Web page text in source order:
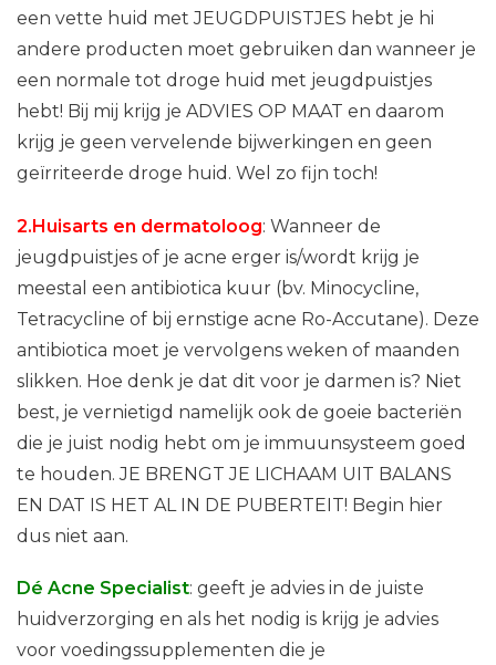
een vette huid met JEUGDPUISTJES hebt je hi
andere producten moet gebruiken dan wanneer je
een normale tot droge huid met jeugdpuistjes
hebt! Bij mij krijg je ADVIES OP MAAT en daarom
krijg je geen vervelende bijwerkingen en geen
geïrriteerde droge huid. Wel zo fijn toch!
2.Huisarts en dermatoloog: Wanneer de
jeugdpuistjes of je acne erger is/wordt krijg je
meestal een antibiotica kuur (bv. Minocycline,
Tetracycline of bij ernstige acne Ro-Accutane). Deze
antibiotica moet je vervolgens weken of maanden
slikken. Hoe denk je dat dit voor je darmen is? Niet
best, je vernietigd namelijk ook de goeie bacteriën
die je juist nodig hebt om je immuunsysteem goed
te houden. JE BRENGT JE LICHAAM UIT BALANS
EN DAT IS HET AL IN DE PUBERTEIT! Begin hier
dus niet aan.
Dé Acne Specialist: geeft je advies in de juiste
huidverzorging en als het nodig is krijg je advies
voor voedingssupplementen die je